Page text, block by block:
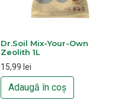
Dr.Soil Mix-Your-Own
Zeolith 1L
15,99 lei
Adaugă în coș